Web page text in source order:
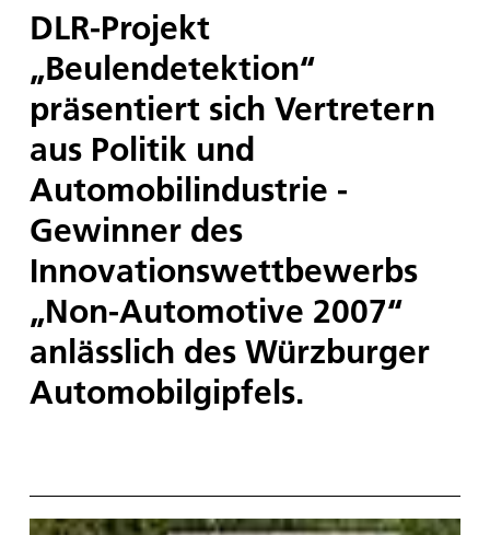
DLR-Projekt
„Beulendetektion“
präsentiert sich Vertretern
aus Politik und
Automobilindustrie -
Gewinner des
Innovationswettbewerbs
„Non-Automotive 2007“
anlässlich des Würzburger
Automobilgipfels.